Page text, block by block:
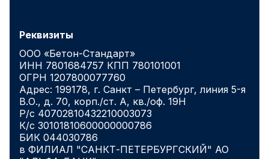
Реквизиты
ООО «Бетон-Стандарт»
ИНН 7801684757 КПП 780101001
ОГРН 1207800077760
Адрес: 199178, г. Санкт – Петербург, линия 5-я
В.О., д. 70, корп./ст. А, кв./оф. 19Н
Р/с 40702810432210003073
К/с 30101810600000000786
БИК 044030786
в ФИЛИАЛ "САНКТ-ПЕТЕРБУРГСКИЙ" АО